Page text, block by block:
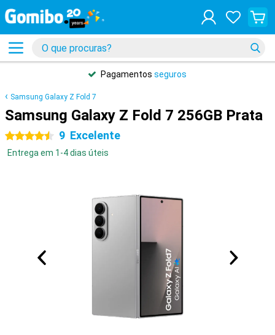
Pagamentos seguros
Samsung Galaxy Z Fold 7
Samsung Galaxy Z Fold 7 256GB Prata
4.5 estrelas 9 Excelente
Entrega em 1-4 dias úteis